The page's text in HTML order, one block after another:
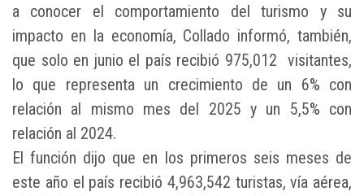
a conocer el comportamiento del turismo y su
impacto en la economía, Collado informó, también,
que solo en junio el país recibió 975,012 visitantes,
lo que representa un crecimiento de un 6% con
relación al mismo mes del 2025 y un 5,5% con
relación al 2024.
El función dijo que en los primeros seis meses de
este año el país recibió 4,963,542 turistas, vía aérea,